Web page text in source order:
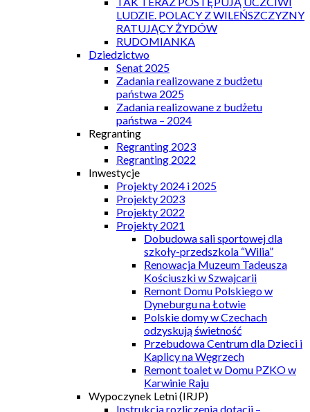
LUDZIE. POLACY Z WILEŃSZCZYZNY
RATUJĄCY ŻYDÓW
RUDOMIANKA
Dziedzictwo
Senat 2025
Zadania realizowane z budżetu
państwa 2025
Zadania realizowane z budżetu
państwa – 2024
Regranting
Regranting 2023
Regranting 2022
Inwestycje
Projekty 2024 i 2025
Projekty 2023
Projekty 2022
Projekty 2021
Dobudowa sali sportowej dla
szkoły-przedszkola “Wilia”
Renowacja Muzeum Tadeusza
Kościuszki w Szwajcarii
Remont Domu Polskiego w
Dyneburgu na Łotwie
Polskie domy w Czechach
odzyskują świetność
Przebudowa Centrum dla Dzieci i
Kaplicy na Węgrzech
Remont toalet w Domu PZKO w
Karwinie Raju
Wypoczynek Letni (IRJP)
Instrukcja rozliczenia dotacji –